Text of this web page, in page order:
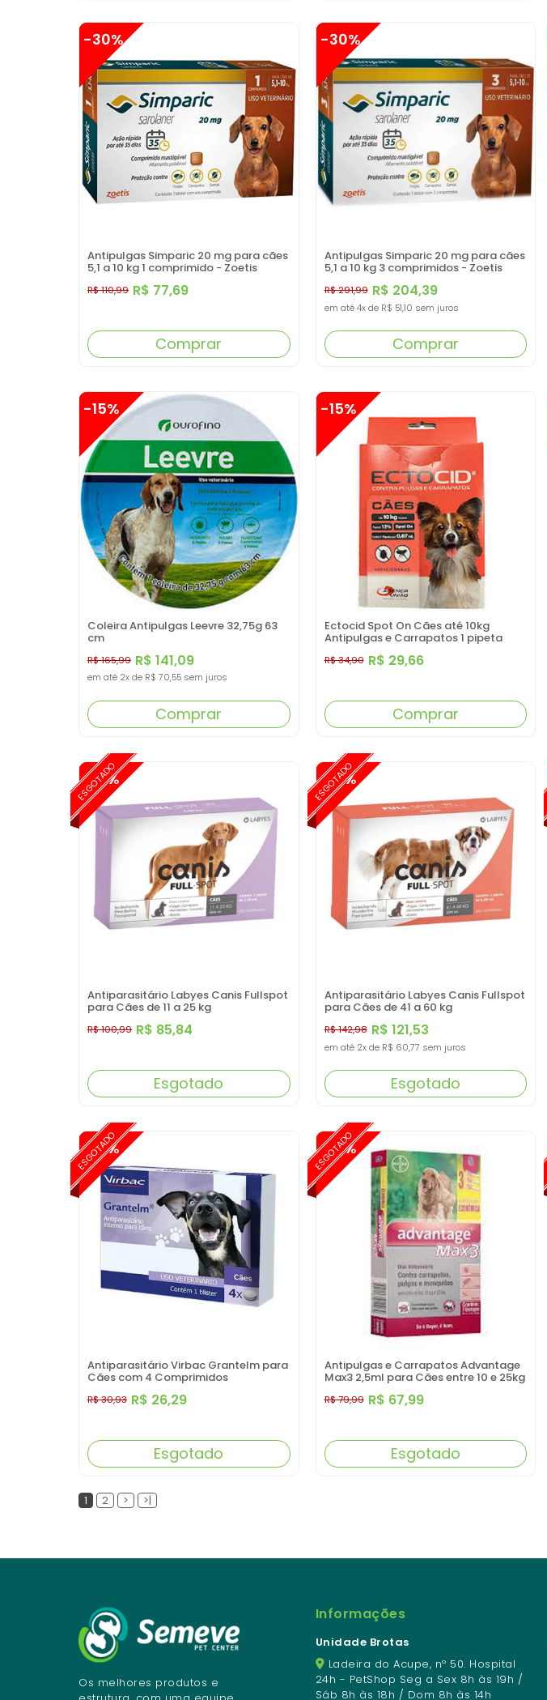
Antipulgas Simparic 20 mg para cães
5,1 a 10 kg 1 comprimido - Zoetis
R$ 77,69
R$ 110,99
-30%
Comprar
Antipulgas Simparic 20 mg para cães
5,1 a 10 kg 3 comprimidos - Zoetis
R$ 204,39
R$ 291,99
-30%
em até 4xde R$ 51,10 sem juros
Comprar
Coleira Antipulgas Leevre 32,75g 63
cm
R$ 141,09
R$ 165,99
-15%
em até 2x de R$ 70,55 sem juros
Comprar
Ectocid Spot On Cães até 10kg
Antipulgas e Carrapatos 1 pipeta
R$ 29,66
R$ 34,90
-15%
Comprar
ESGOTADO
Antiparasitário Labyes Canis Fullspot
para Cães de 11 a 25 kg
R$ 85,84
R$ 100,99
-15%
Esgotado
ESGOTADO
Antiparasitário Labyes Canis Fullspot
para Cães de 41 a 60 kg
R$ 121,53
R$ 142,98
-15%
em até 2xde R$ 60,77 sem juros
Esgotado
ESGOTADO
Antiparasitário Virbac Grantelm para
Cães com 4 Comprimidos
R$ 26,29
R$ 30,93
-15%
Esgotado
ESGOTADO
Antipulgas e Carrapatos Advantage
Max3 2,5ml para Cães entre 10 e 25kg
R$ 67,99
R$ 79,99
-15%
Esgotado
1 2 > >|
Os melhores produtos e
Informações
Unidade Brotas
Ladeira do Acupe, nº 50. Hospital
24h - PetShop Seg a Sex 8h às 19h /
Sáb 8h às 18h / Dom 8h às 14h